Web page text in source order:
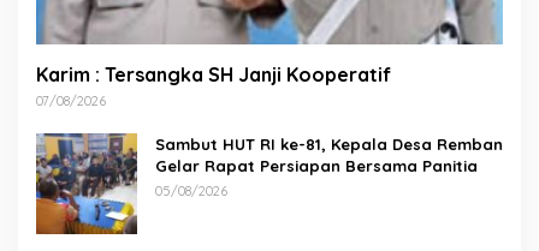
Karim : Tersangka SH Janji Kooperatif
07/08/2026
Sambut HUT RI ke-81, Kepala Desa Remban
Gelar Rapat Persiapan Bersama Panitia
05/08/2026